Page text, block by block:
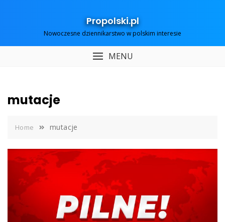
Propolski.pl
Nowoczesne dziennikarstwo w polskim interesie
MENU
mutacje
Home mutacje